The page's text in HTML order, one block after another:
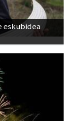
eskubidea